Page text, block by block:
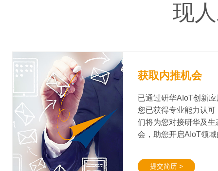
现
获取内推机会
已通过研华AIoT创新
您已获得专业能力认
们将为您对接研华及
会，助您开启AIoT领
提交简历 >